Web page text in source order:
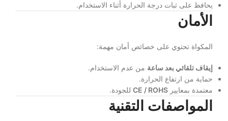
يحافظ على ثبات درجة الحرارة أثناء الاستخدام.
الأمان
المكواة تحتوي على خصائص أمان مهمة:
إيقاف تلقائي بعد ساعة من عدم الاستخدام.
حماية من ارتفاع الحرارة.
معتمدة بمعايير CE / ROHS للجودة.
المواصفات التقنية